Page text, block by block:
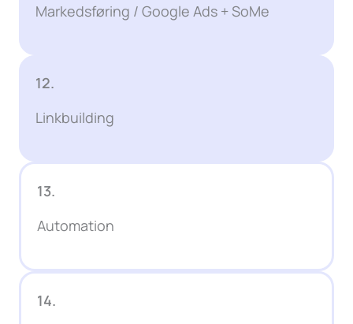
Markedsføring / Google Ads + SoMe
12.
Linkbuilding
13.
Automation
14.